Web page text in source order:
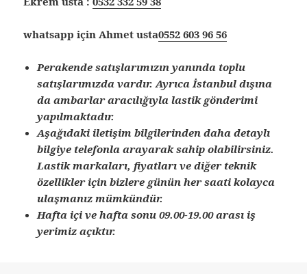
whatsapp için Ahmet usta0552 603 96 56
Perakende satışlarımızın yanında toplu
satışlarımızda vardır. Ayrıca İstanbul dışına
da ambarlar aracılığıyla lastik gönderimi
yapılmaktadır.
Aşağıdaki iletişim bilgilerinden daha detaylı
bilgiye telefonla arayarak sahip olabilirsiniz.
Lastik markaları, fiyatları ve diğer teknik
özellikler için bizlere günün her saati kolayca
ulaşmanız mümkündür.
Hafta içi ve hafta sonu 09.00-19.00 arası iş
yerimiz açıktır.